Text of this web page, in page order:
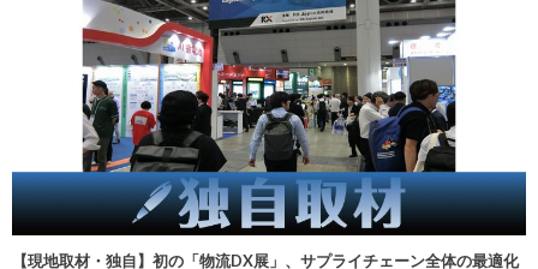
【現地取材・独自】初の「物流DX展」、サプライチェーン全体の最適化